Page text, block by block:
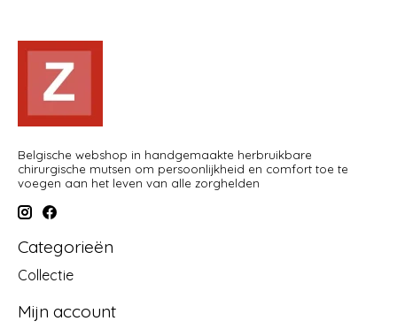
Belgische webshop in handgemaakte herbruikbare
chirurgische mutsen om persoonlijkheid en comfort toe te
voegen aan het leven van alle zorghelden
Categorieën
Collectie
Mijn account